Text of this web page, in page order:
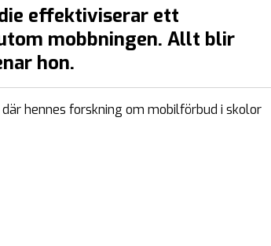
effektiviserar ett
mobbningen. Allt blir
hon.
hennes forskning om mobilförbud i skolor